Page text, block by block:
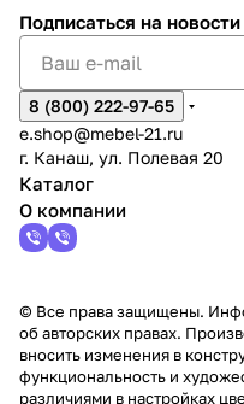
Подписаться на
8 (800) 222-97-65
e.shop@mebel-21.ru
г. Канаш, ул. Полевая 20
Каталог
О компании
© Все права защищены.
об авторских правах.
вносить изменения в
функциональность и
различиями в настройках